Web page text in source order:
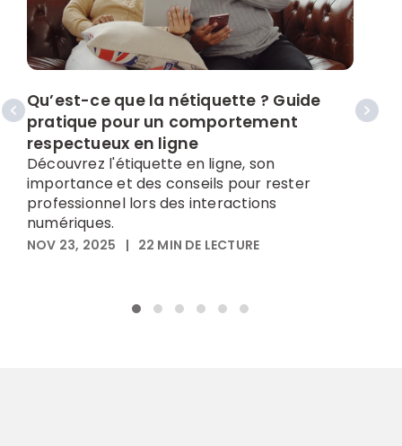
Qu’est-ce que la nétiquette ? Guide
pratique pour un comportement
respectueux en ligne
Découvrez l'étiquette en ligne, son
importance et des conseils pour rester
professionnel lors des interactions
numériques.
NOV 23, 2025 | 22 MIN DE LECTURE